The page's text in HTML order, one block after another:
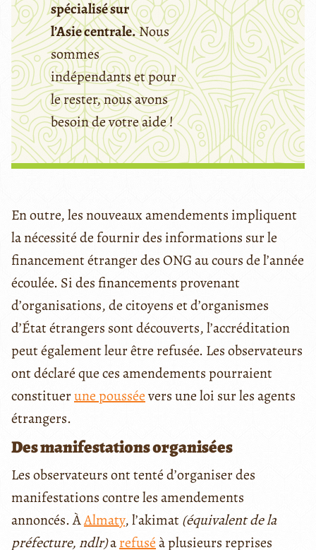
spécialisé sur
l’Asie centrale.Nous
sommes
indépendants et pour
le rester, nous avons
besoin de votre aide !
En outre, les nouveaux amendements impliquent
la nécessité de fournir des informations sur le
financement étranger des ONG au cours de l’année
écoulée. Si des financements provenant
d’organisations, de citoyens et d’organismes
d’État étrangers sont découverts, l’accréditation
peut également leur être refusée. Les observateurs
ont déclaré que ces amendements pourraient
constituerune pousséevers une loi sur les agents
étrangers.
Des manifestations organisées
Les observateurs ont tenté d’organiser des
manifestations contre les amendements
annoncés. ÀAlmaty, l’akimat(équivalent de la
préfecture, ndlr)arefuséà plusieurs reprises